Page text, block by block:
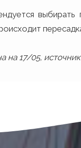
на 17/05, источник